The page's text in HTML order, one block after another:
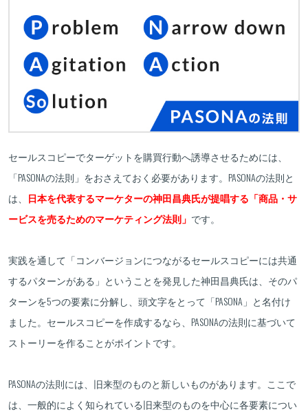
セールスコピーでターゲットを購買行動へ誘導させるためには、
「PASONAの法則」をおさえておく必要があります。PASONAの法則と
は、 日本を代表するマーケターの神田昌典氏が提唱する「商品・サ
ービスを売るためのマーケティング法則」 です。
実践を通して「コンバージョンにつながるセールスコピーには共通
するパターンがある」ということを発見した神田昌典氏は、そのパ
ターンを5つの要素に分解し、頭文字をとって「PASONA」と名付け
ました。セールスコピーを作成するなら、PASONAの法則に基づいて
ストーリーを作ることがポイントです。
PASONAの法則には、旧来型のものと新しいものがあります。ここで
は、一般的によく知られている旧来型のものを中心に各要素につい